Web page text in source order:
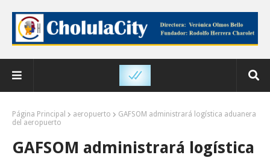
Página Principal aeropuerto
GAFSOM administrará logística aduanera
del aeropuerto
GAFSOM administrará logística